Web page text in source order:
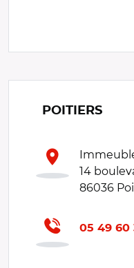
POITIERS
14
86036
05 49 60